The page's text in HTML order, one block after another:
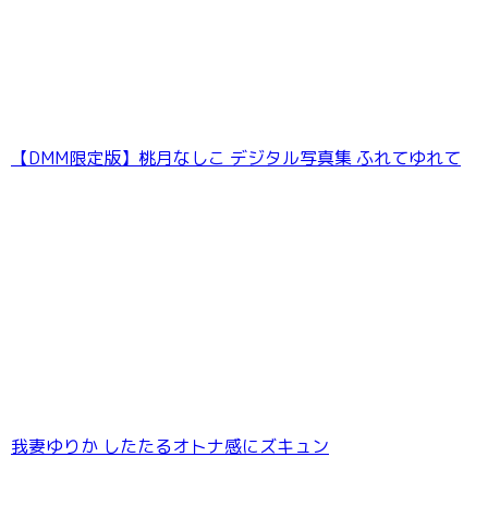
【DMM限定版】桃月なしこ デジタル写真集 ふれてゆれて
我妻ゆりか したたるオトナ感にズキュン